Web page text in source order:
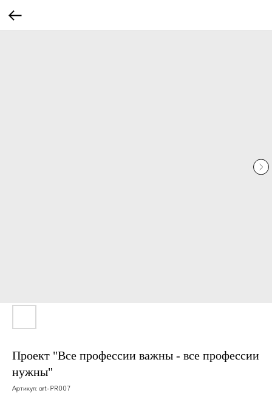
Проект "Все профессии важны - все профессии
нужны"
Артикул: art-PR007